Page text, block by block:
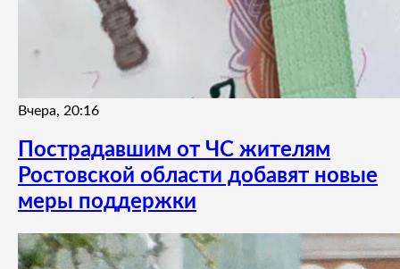
Вчера, 20:16
Пострадавшим от ЧС жителям
Ростовской области добавят новые
меры поддержки